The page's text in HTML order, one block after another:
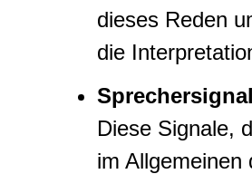
dieses Reden
die
Sprechersignal
Diese Signale,
im Allgemeinen